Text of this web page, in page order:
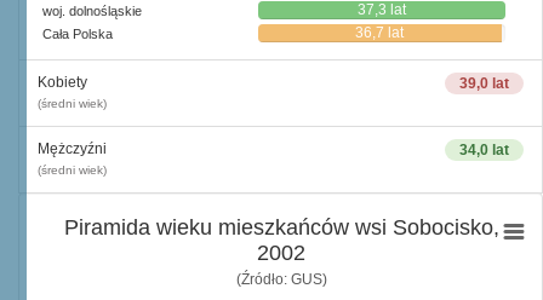
woj. dolnośląskie 37,3 lat
Cała Polska 36,7 lat
39,0 lat
Kobiety
(średni wiek)
34,0 lat
Mężczyźni
(średni wiek)
Piramida wieku mieszkańców wsi Sobocisko,
2002
(Źródło: GUS)